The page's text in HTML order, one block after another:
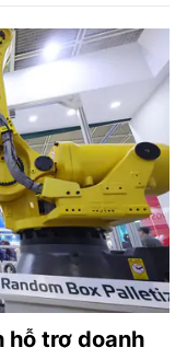
hỗ trợ doanh